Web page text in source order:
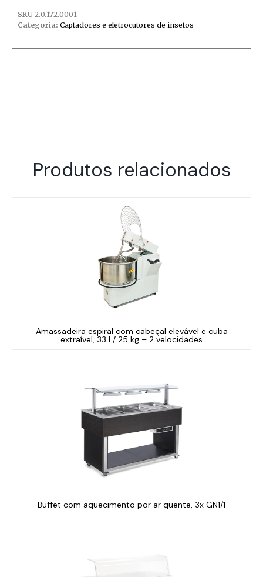
SKU 2.0.172.0001
Categoria: Captadores e eletrocutores de insetos
Produtos relacionados
Amassadeira espiral com cabeçal elevável e cuba
extraível, 33 l / 25 kg – 2 velocidades
Buffet com aquecimento por ar quente, 3x GN1/1